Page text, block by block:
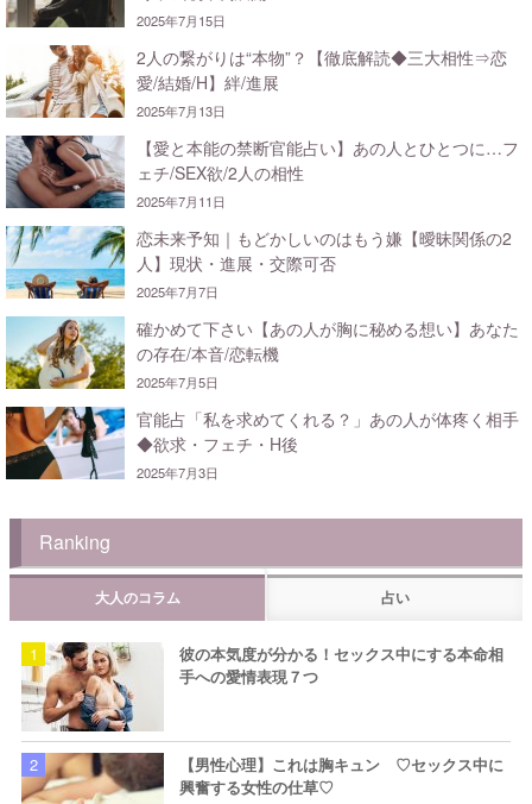
2025年7月15日
2人の繋がりは“本物”？【徹底解読◆三大相性⇒恋
愛/結婚/H】絆/進展
2025年7月13日
【愛と本能の禁断官能占い】あの人とひとつに…フ
ェチ/SEX欲/2人の相性
2025年7月11日
恋未来予知｜もどかしいのはもう嫌【曖昧関係の2
人】現状・進展・交際可否
2025年7月7日
確かめて下さい【あの人が胸に秘める想い】あなた
の存在/本音/恋転機
2025年7月5日
官能占「私を求めてくれる？」あの人が体疼く相手
◆欲求・フェチ・H後
2025年7月3日
Ranking
大人のコラム 占い
彼の本気度が分かる！セックス中にする本命相
手への愛情表現７つ
【男性心理】これは胸キュン ♡セックス中に
興奮する女性の仕草♡